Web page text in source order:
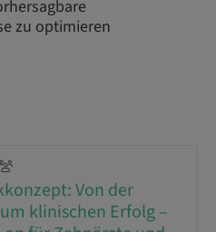
zu optimieren
Von der
klinischen Erfolg –